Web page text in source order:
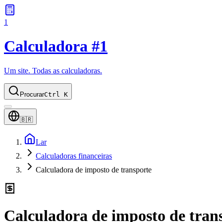
1
Calculadora #1
Um site. Todas as calculadoras.
ProcurarCtrl K
🇧🇷
Lar
Calculadoras financeiras
Calculadora de imposto de transporte
Calculadora de imposto de